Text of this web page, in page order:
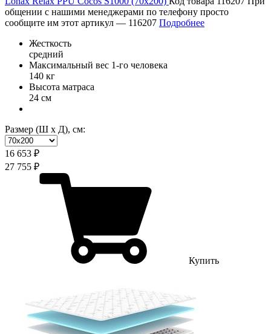
общении с нашими менеджерами по телефону просто
сообщите им этот артикул — 116207 Подробнее
Жесткость
средний
Максимальный вес 1-го человека
140 кг
Высота матраса
24 см
Размер (Ш х Д), см:
16 653 ₽
27 755 ₽
Купить